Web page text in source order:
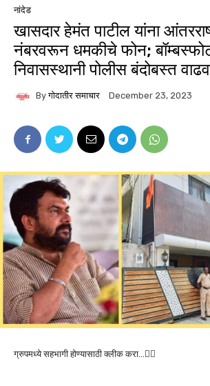
नांदेड
खासदार हेमंत पाटील यांना
नंबरवरून धमकीचे फोन;
निवासस्थानी पोलीस बंदोबस्त
By गोदातीर समाचार December 23, 2023
ग्रुपमध्ये सहभागी होण्यासाठी क्लीक करा…👆🏻